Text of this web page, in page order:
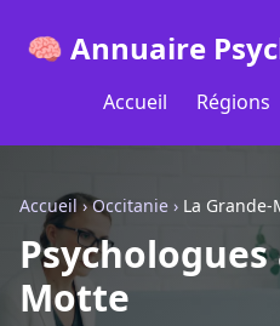
🧠 Annuaire
Accueil Régions
Accueil ›Occitanie › La Grande-
Psychologues
Motte